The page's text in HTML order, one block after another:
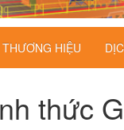
THƯƠNG HIỆU
thức